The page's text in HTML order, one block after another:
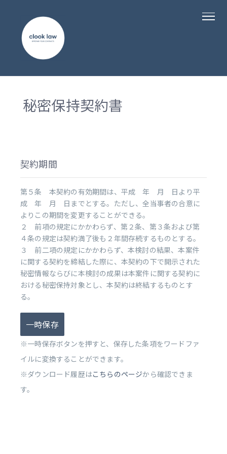
秘密保持契約書
契約期間
第５条 本契約の有効期間は、平成 年 月 日より平
成 年 月 日までとする。ただし、全当事者の合意に
よりこの期間を変更することができる。
２ 前項の規定にかかわらず、第２条、第３条および第
４条の規定は契約満了後も２年間存続するものとする。
３ 前二項の規定にかかわらず、本検討の結果、本案件
に関する契約を締結した際に、本契約の下で開示された
秘密情報ならびに本検討の成果は本案件に関する契約に
おける秘密保持対象とし、本契約は終結するものとす
る。
一時保存
※一時保存ボタンを押すと、保存した条項をワードファ
イルに変換することができます。
※ダウンロード履歴はこちらのページから確認できま
す。